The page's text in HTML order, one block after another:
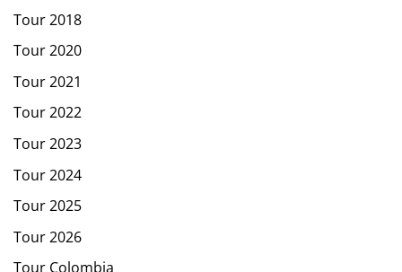
Tour 2018
Tour 2020
Tour 2021
Tour 2022
Tour 2023
Tour 2024
Tour 2025
Tour 2026
Tour Colombia